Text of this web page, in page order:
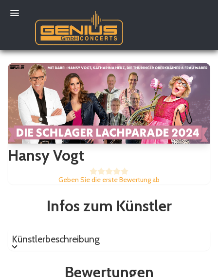
Mein Konto
Hansy Vogt
Geben Sie die erste Bewertung ab
Infos zum Künstler
Künstlerbeschreibung
Bewertungen